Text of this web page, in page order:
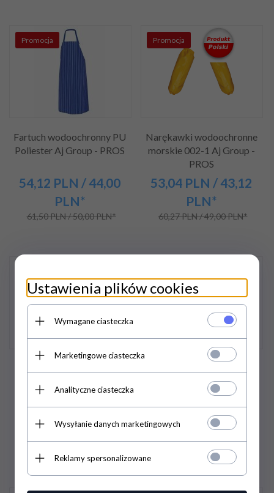
Promocja
Fartuch wodoochronny PU
Poliester Aj Group - PROS
54,12 PLN / 44,00
PLN*
61,50 PLN / 50,00 PLN*
Promocja
Narękawki wodoochronne
morskie 002-1 Aj Group -
PROS
53,04 PLN / 43,12
PLN*
60,27 PLN / 49,00 PLN*
PLN*
120/120
PLN/ 40,48
PLN*
56,58 PLN / 46,00 PLN*
Ustawienia plików cookies
Wymagane ciasteczka
Marketingowe ciasteczka
Analityczne ciasteczka
Wysyłanie danych marketingowych
Reklamy spersonalizowane